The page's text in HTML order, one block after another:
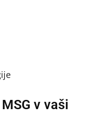
v vaši